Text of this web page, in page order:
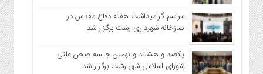
مراسم گرامیداشت هفته دفاع مقدس در
نمازخانه شهرداری رشت برگزار شد
یکصد و هشتاد و نهمین جلسه صحن علنی
شورای اسلامی شهر رشت برگزار شد